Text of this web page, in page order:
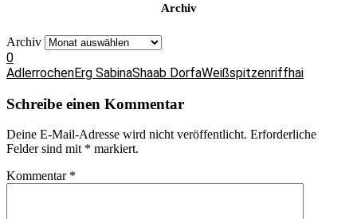
Archiv
Archiv
0
AdlerrochenErg SabinaShaab DorfaWeißspitzenriffhai
Schreibe einen Kommentar
Deine E-Mail-Adresse wird nicht veröffentlicht. Erforderliche
Felder sind mit * markiert.
Kommentar *